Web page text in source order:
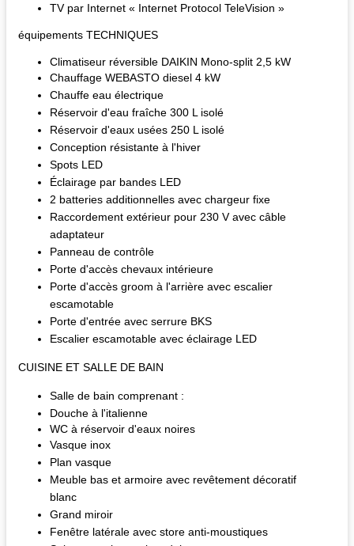
TV par Internet « Internet Protocol TeleVision »
équipements TECHNIQUES
Climatiseur réversible DAIKIN Mono-split 2,5 kW
Chauffage WEBASTO diesel 4 kW
Chauffe eau électrique
Réservoir d'eau fraîche 300 L isolé
Réservoir d'eaux usées 250 L isolé
Conception résistante à l'hiver
Spots LED
Éclairage par bandes LED
2 batteries additionnelles avec chargeur fixe
Raccordement extérieur pour 230 V avec câble
adaptateur
Panneau de contrôle
Porte d'accès chevaux intérieure
Porte d'accès groom à l'arrière avec escalier
escamotable
Porte d'entrée avec serrure BKS
Escalier escamotable avec éclairage LED
CUISINE ET SALLE DE BAIN
Salle de bain comprenant :
Douche à l'italienne
WC à réservoir d'eaux noires
Vasque inox
Plan vasque
Meuble bas et armoire avec revêtement décoratif
blanc
Grand miroir
Fenêtre latérale avec store anti-moustiques